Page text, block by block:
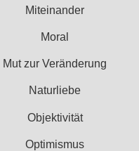
Miteinander
Moral
Mut zur Veränderung
Naturliebe
Objektivität
Optimismus